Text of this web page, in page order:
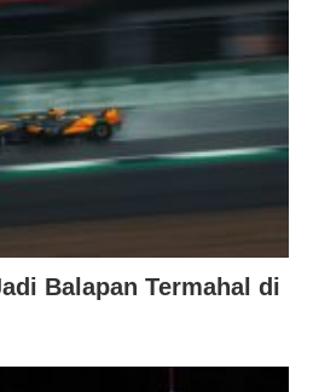
Balapan Termahal di